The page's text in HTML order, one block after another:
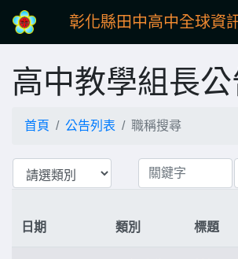
彰化縣田中高中全球資
高中教學組長公
首頁 公告列表 職稱搜尋
日期 類別 標題